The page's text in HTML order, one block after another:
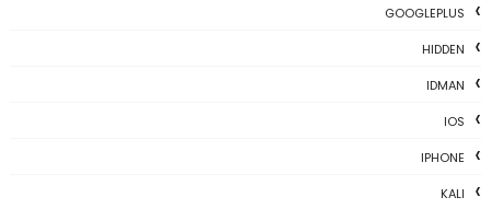
GOOGLEPLUS
HIDDEN
IDMAN
IOS
IPHONE
KALI